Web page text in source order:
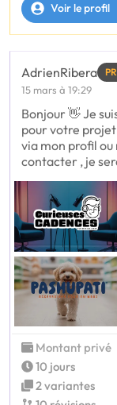
Voir le profil
AdrienRibera
15 mars à 19:29
Bonjour 👋 Je
pour votre
via mon profil
contacter , je
Montant privé
10 jours
2 variantes